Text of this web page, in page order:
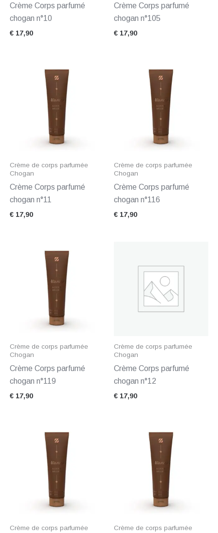
Crème Corps parfumé
chogan n°10
€ 17,90
Crème Corps parfumé
chogan n°105
€ 17,90
Crème de corps parfumée
Chogan
Crème Corps parfumé
chogan n°11
€ 17,90
Crème de corps parfumée
Chogan
Crème Corps parfumé
chogan n°116
€ 17,90
Crème de corps parfumée
Chogan
Crème Corps parfumé
chogan n°119
€ 17,90
Crème de corps parfumée
Chogan
Crème Corps parfumé
chogan n°12
€ 17,90
Crème de corps parfumée
Crème de corps parfumée